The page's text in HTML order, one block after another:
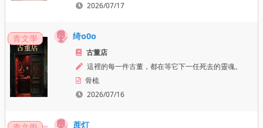
2026/07/17
青文學 绮o0o
古董店
這裡的每一件古董，都在等它下一任死去的靈魂。
骨梳
2026/07/16
蔗灯